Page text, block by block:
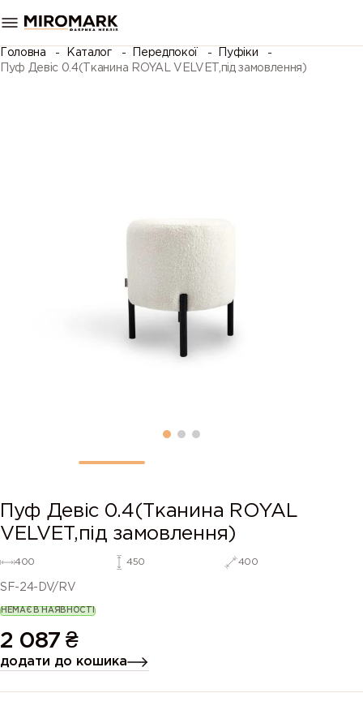
Головна Каталог Передпокої
Пуфіки
Пуф Девіс 0.4(Тканина ROYAL VELVET,під замовлення)
Пуф Девіс 0.4(Тканина ROYAL
VELVET,під замовлення)
400 450 400
SF-24-DV/RV
НЕМАЄ В НАЯВНОСТІ
2 087 ₴
додати до кошика